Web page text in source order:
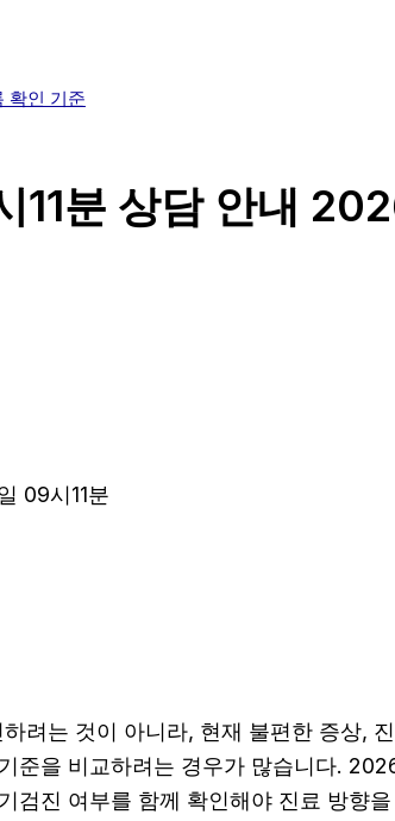
확인 기준
분 상담 안내
09시11분
려는 것이 아니라, 현재 불편한 증상,
준을 비교하려는 경우가 많습니다.
검진 여부를 함께 확인해야 진료 방향